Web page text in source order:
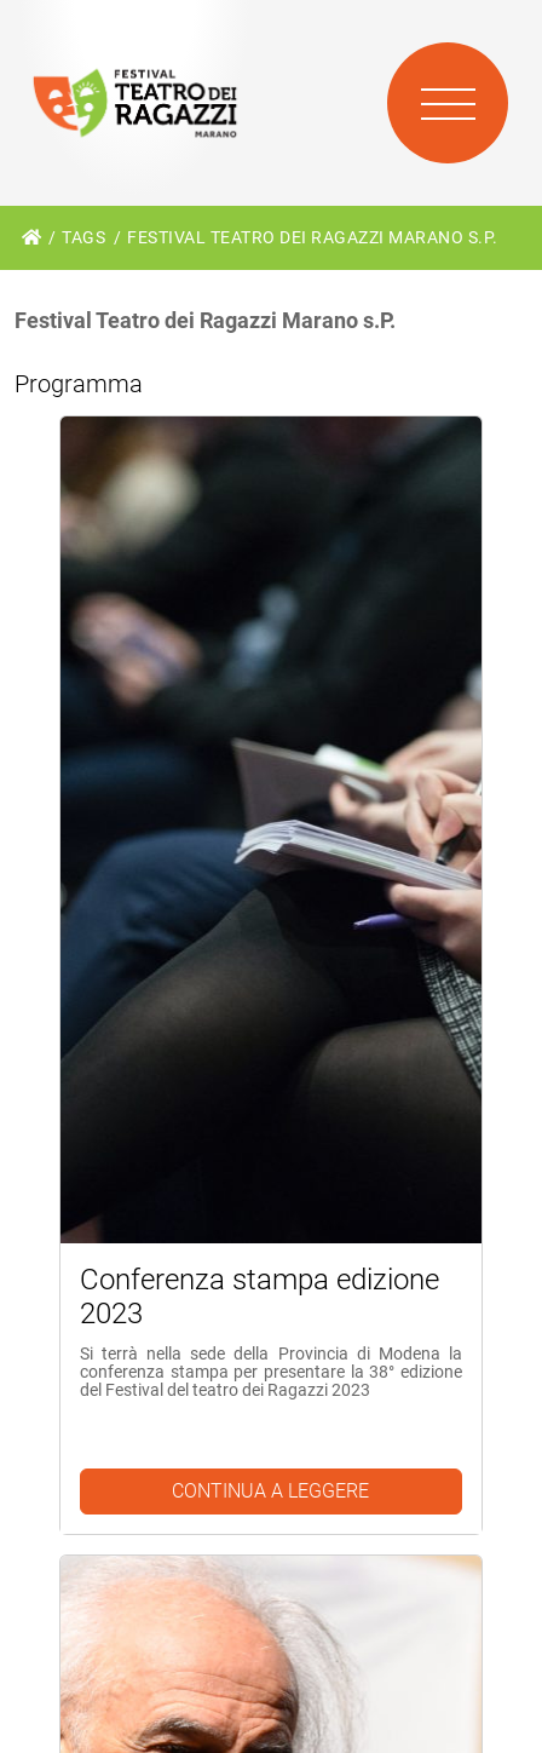
TAGS FESTIVAL TEATRO DEI RAGAZZI MARANO S.P.
Festival Teatro dei Ragazzi Marano s.P.
Programma
Conferenza stampa edizione
2023
Si terrà nella sede della Provincia di Modena la
conferenza stampa per presentare la 38° edizione
del Festival del teatro dei Ragazzi 2023
CONTINUA A LEGGERE